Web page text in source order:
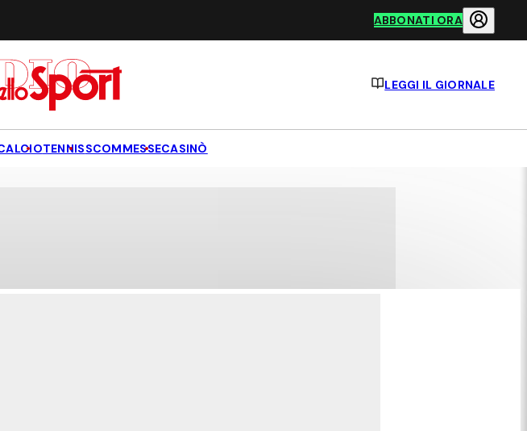
ABBONATI ORA
LEGGI IL GIORNALE
TENNISSCOMMESSECASINÒ